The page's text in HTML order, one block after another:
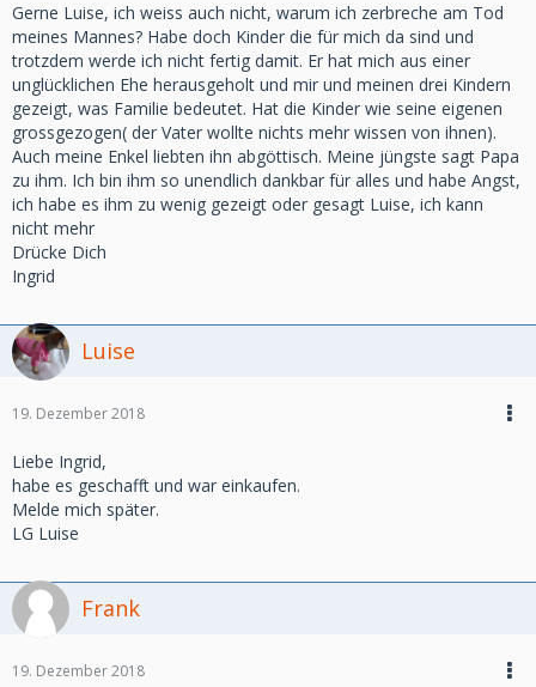
Gerne Luise, ich weiss auch nicht, warum ich zerbreche am Tod
meines Mannes? Habe doch Kinder die für mich da sind und
trotzdem werde ich nicht fertig damit. Er hat mich aus einer
unglücklichen Ehe herausgeholt und mir und meinen drei Kindern
gezeigt, was Familie bedeutet. Hat die Kinder wie seine eigenen
grossgezogen( der Vater wollte nichts mehr wissen von ihnen).
Auch meine Enkel liebten ihn abgöttisch. Meine jüngste sagt Papa
zu ihm. Ich bin ihm so unendlich dankbar für alles und habe Angst,
ich habe es ihm zu wenig gezeigt oder gesagt Luise, ich kann
nicht mehr
Drücke Dich
Ingrid
Luise
19. Dezember 2018
Liebe Ingrid,
habe es geschafft und war einkaufen.
Melde mich später.
LG Luise
Frank
19. Dezember 2018